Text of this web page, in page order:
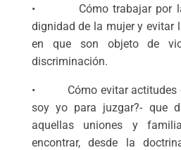
• Cómo trabajar por la
dignidad de la mujer y evitar
en que son objeto de
discriminación.
• Cómo evitar actitudes
soy yo para juzgar?- que
aquellas uniones y
encontrar, desde la